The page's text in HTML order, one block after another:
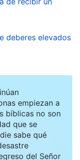
sentí que
a buscar y a
clara y
asumiste el
De eso,
y dejar
deberes elevados
empiezan a
bíblicas no son
que se
sabe qué
del Señor